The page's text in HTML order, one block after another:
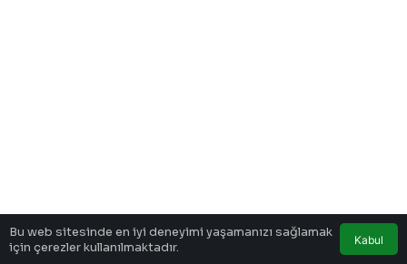
Bu web sitesinde en iyi deneyimi yaşamanızı sağlamak
için çerezler kullanılmaktadır.
Kabul